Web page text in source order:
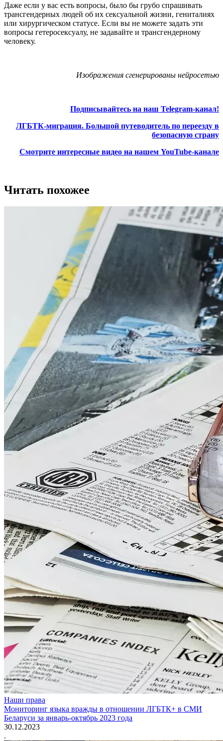
Даже если у вас есть вопросы, было бы грубо спрашивать
трансгендерных людей об их сексуальной жизни, гениталиях
или хирургическом статусе. Если вы не можете задать эти
вопросы гетеросексуалу, не задавайте и трансгендерному
человеку.
Изображения сгенерированы нейросетью
Подписывайтесь на наш Telegram-канал!
ЛГБТК-миграция. Большой путеводитель по переезду в
безопасную страну
Смотрите интересные видео на нашем YouTube-канале
Читать похожее
Наши права
Мониторинг языка вражды в отношении ЛГБТК+ в СМИ
Беларуси за январь-октябрь 2023 года
30.12.2023
.